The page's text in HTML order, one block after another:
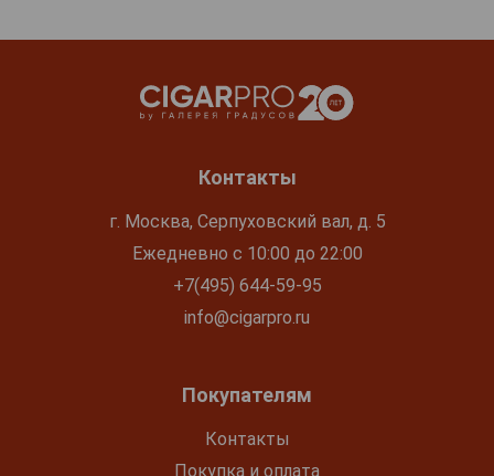
Контакты
г. Москва, Серпуховский вал, д. 5
Ежедневно с 10:00 до 22:00
+7(495) 644-59-95
info@cigarpro.ru
Покупателям
Контакты
Покупка и оплата